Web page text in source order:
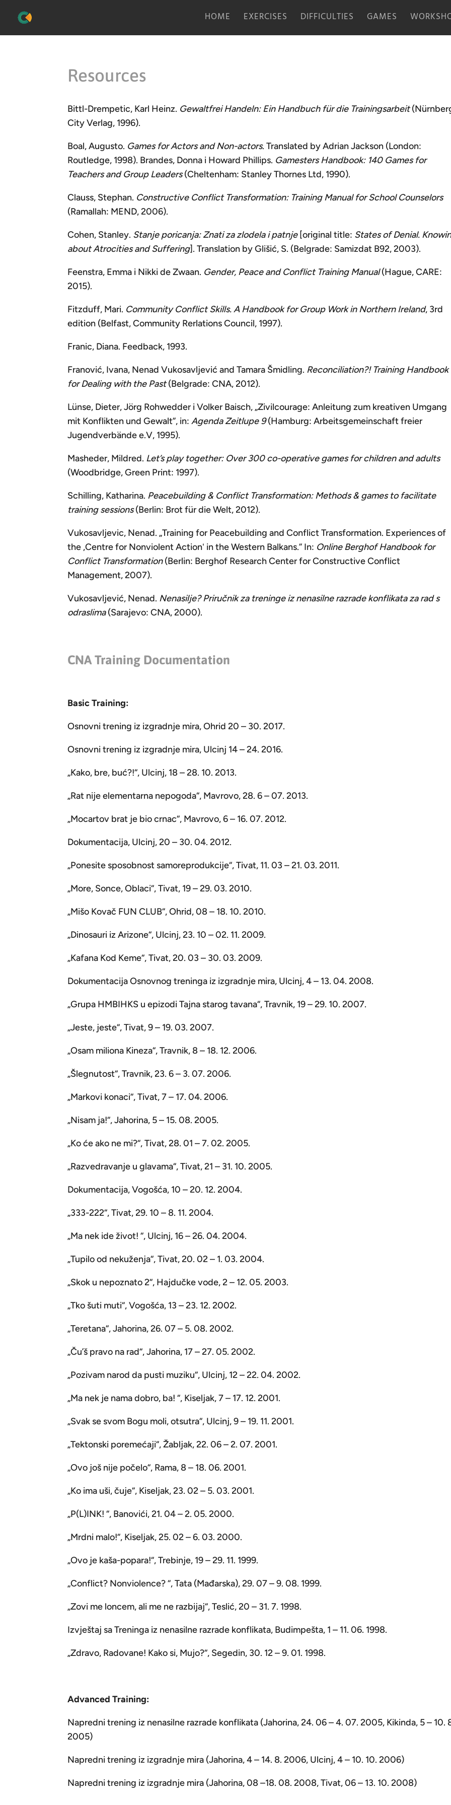
HOME EXERCISES DIFFICULTIES GAMES
Resources
Bittl-Drempetic, Karl Heinz. Gewaltfrei Handeln: Ein Handbuch für die Trainingsarbeit
City Verlag, 1996).
Boal, Augusto. Games for Actors and Non-actors. Translated by Adrian Jackson (London:
Routledge, 1998). Brandes, Donna i Howard Phillips. Gamesters Handbook: 140 Games for
Teachers and Group Leaders(Cheltenham: Stanley Thornes Ltd, 1990).
Clauss, Stephan. Constructive Conflict Transformation: Training Manual for School Counselors
(Ramallah: MEND, 2006).
Cohen, Stanley. Stanje poricanja: Znati za zlodela i patnje [original title: States of Denial.
aboutAtrocities and Suffering]. Translation by Glišić, S. (Belgrade: Samizdat B92, 2003).
Feenstra, Emma i Nikki de Zwaan. Gender, Peace and Conflict Training Manual(Hague, CARE:
2015).
Fitzduff, Mari. Community Conflict Skills. A Handbook for Group Work in Northern Ireland, 3rd
edition (Belfast, Community Rerlations Council, 1997).
Franic, Diana. Feedback, 1993.
Franović, Ivana, Nenad Vukosavljević and Tamara Šmidling. Reconciliation?! Training Handbook
for Dealing with the Past(Belgrade: CNA, 2012).
Lünse, Dieter, Jörg Rohwedder i Volker Baisch, „Zivilcourage: Anleitung zum kreativen Umgang
mit Konflikten und Gewalt”, in:Agenda Zeitlupe 9(Hamburg: Arbeitsgemeinschaft freier
Jugendverbände e.V, 1995).
Masheder, Mildred. Let’s play together: Over 300 co-operative games for children and adults
(Woodbridge, Green Print: 1997).
Schilling, Katharina. Peacebuilding & Conflict Transformation: Methods & games to facilitate
training sessions(Berlin: Brot für die Welt, 2012).
Vukosavljevic, Nenad. „Training for Peacebuilding and Conflict Transformation. Experiences of
the ,Centre for Nonviolent Actionʻ in the Western Balkans.” In: Online Berghof Handbook for
Conflict Transformation(Berlin: Berghof Research Center for Constructive Conflict
Management, 2007).
Vukosavljević, Nenad. Nenasilje? Priručnik za treninge iz nenasilne razrade konflikata za rad s
odraslima(Sarajevo: CNA, 2000).
CNA Training Documentation
Basic Training:
Osnovni trening iz izgradnje mira, Ohrid 20 – 30. 2017.
Osnovni trening iz izgradnje mira, Ulcinj 14 – 24. 2016.
„Kako, bre, buć?!“, Ulcinj, 18 – 28. 10. 2013.
„Rat nije elementarna nepogoda“, Mavrovo, 28. 6 – 07. 2013.
„Mocartov brat je bio crnac“, Mavrovo, 6 – 16. 07. 2012.
Dokumentacija, Ulcinj, 20 – 30. 04. 2012.
„Ponesite sposobnost samoreprodukcije“, Tivat, 11. 03 – 21. 03. 2011.
„More, Sonce, Oblaci“, Tivat, 19 – 29. 03. 2010.
„Mišo Kovač FUN CLUB“, Ohrid, 08 – 18. 10. 2010.
„Dinosauri iz Arizone“, Ulcinj, 23. 10 – 02. 11. 2009.
„Kafana Kod Keme“, Tivat, 20. 03 – 30. 03. 2009.
Dokumentacija Osnovnog treninga iz izgradnje mira, Ulcinj, 4 – 13. 04. 2008.
„Grupa HMBIHKS u epizodi Tajna starog tavana“, Travnik, 19 – 29. 10. 2007.
„Jeste, jeste“, Tivat, 9 – 19. 03. 2007.
„Osam miliona Kineza“, Travnik, 8 – 18. 12. 2006.
„Šlegnutost“, Travnik, 23. 6 – 3. 07. 2006.
„Markovi konaci“, Tivat, 7 – 17. 04. 2006.
„Nisam ja!“, Jahorina, 5 – 15. 08. 2005.
„Ko će ako ne mi?“, Tivat, 28. 01 – 7. 02. 2005.
„Razvedravanje u glavama“, Tivat, 21 – 31. 10. 2005.
Dokumentacija, Vogošća, 10 – 20. 12. 2004.
„333-222“, Tivat, 29. 10 – 8. 11. 2004.
„Ma nek ide život! “, Ulcinj, 16 – 26. 04. 2004.
„Tupilo od nekuženja“, Tivat, 20. 02 – 1. 03. 2004.
„Skok u nepoznato 2“, Hajdučke vode, 2 – 12. 05. 2003.
„Tko šuti muti“, Vogošća, 13 – 23. 12. 2002.
„Teretana“, Jahorina, 26. 07 – 5. 08. 2002.
„Ču’š pravo na rad“, Jahorina, 17 – 27. 05. 2002.
„Pozivam narod da pusti muziku“, Ulcinj, 12 – 22. 04. 2002.
„Ma nek je nama dobro, ba! “, Kiseljak, 7 – 17. 12. 2001.
„Svak se svom Bogu moli, otsutra“, Ulcinj, 9 – 19. 11. 2001.
„Tektonski poremećaji“, Žabljak, 22. 06 – 2. 07. 2001.
„Ovo još nije počelo“, Rama, 8 – 18. 06. 2001.
„Ko ima uši, čuje“, Kiseljak, 23. 02 – 5. 03. 2001.
„P(L)INK! “, Banovići, 21. 04 – 2. 05. 2000.
„Mrdni malo!“, Kiseljak, 25. 02 – 6. 03. 2000.
„Ovo je kaša-popara!“, Trebinje, 19 – 29. 11. 1999.
„Conflict? Nonviolence? “, Tata (Mađarska), 29. 07 – 9. 08. 1999.
„Zovi me loncem, ali me ne razbijaj“, Teslić, 20 – 31. 7. 1998.
Izvještaj sa Treninga iz nenasilne razrade konflikata, Budimpešta, 1 – 11. 06. 1998.
„Zdravo, Radovane! Kako si, Mujo?“, Segedin, 30. 12 – 9. 01. 1998.
Advanced Training:
Napredni trening iz nenasilne razrade konflikata (Jahorina, 24. 06 – 4. 07. 2005, Kikinda, 5 – 10.
2005)
Napredni trening iz izgradnje mira (Jahorina, 4 – 14. 8. 2006, Ulcinj, 4 – 10. 10. 2006)
Napredni trening iz izgradnje mira (Jahorina, 08 –18. 08. 2008, Tivat, 06 – 13. 10. 2008)